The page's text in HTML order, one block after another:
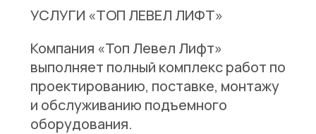
УСЛУГИ «ТОП ЛЕВЕЛ ЛИФТ»
Компания «Топ Левел Лифт»
выполняет полный комплекс работ по
проектированию, поставке, монтажу
и обслуживанию подъемного
оборудования.